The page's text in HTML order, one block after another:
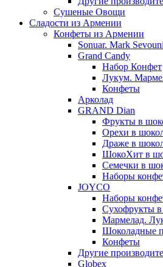
Сушеные Овощи
Сладости из Армении
Конфеты из Армении
Sonuar. Mark Sevouni
Grand Candy
Набор Конфет
Лукум.
Конфеты
Арколад
GRAND Dian
Фрукты в
Орехи в
Драже в
ШокоХит в
Семечки в
Наборы
JOYCO
Наборы
Сухофрукты
Мармелад.
Шоколадные
Конфеты
Другие
Globex